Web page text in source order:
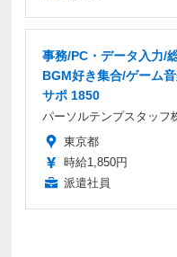
事務/PC・データ入力/
BGM好き集合/ゲーム
サポ 1850
パーソルテンプスタッフ
東京都
時給1,850円
派遣社員